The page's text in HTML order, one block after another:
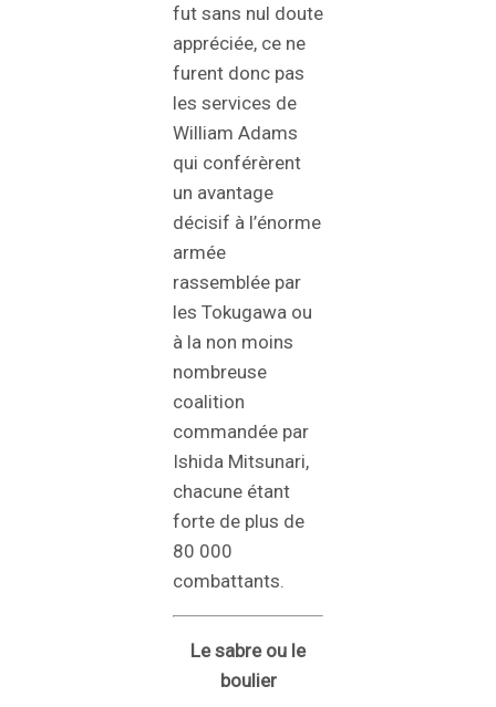
fut sans nul doute
appréciée, ce ne
furent donc pas
les services de
William Adams
qui conférèrent
un avantage
décisif à l’énorme
armée
rassemblée par
les Tokugawa ou
à la non moins
nombreuse
coalition
commandée par
Ishida Mitsunari,
chacune étant
forte de plus de
80 000
combattants.
Le sabre ou le
boulier